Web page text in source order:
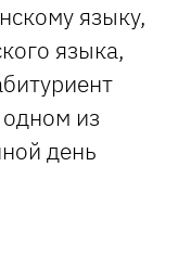
языку,
языка,
из
день